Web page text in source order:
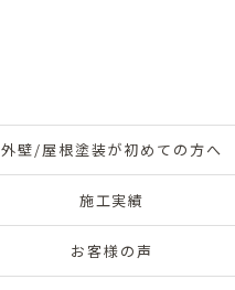
外壁/屋根塗装が初めての方へ
施工実績
お客様の声